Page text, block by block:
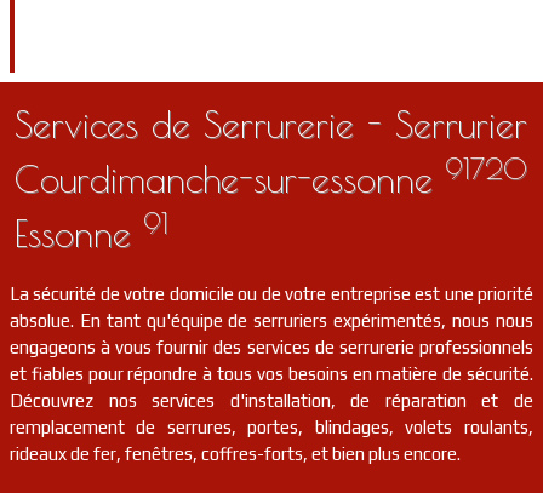
Services de Serrurerie - Serrurier
Courdimanche-sur-essonne 91720
Essonne 91
La sécurité de votre domicile ou de votre entreprise est une priorité
absolue. En tant qu'équipe de serruriers expérimentés, nous nous
engageons à vous fournir des services de serrurerie professionnels
et fiables pour répondre à tous vos besoins en matière de sécurité.
Découvrez nos services d'installation, de réparation et de
remplacement de serrures, portes, blindages, volets roulants,
rideaux de fer, fenêtres, coffres-forts, et bien plus encore.